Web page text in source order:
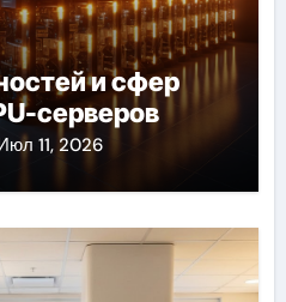
и сфер
серверов
11, 2026